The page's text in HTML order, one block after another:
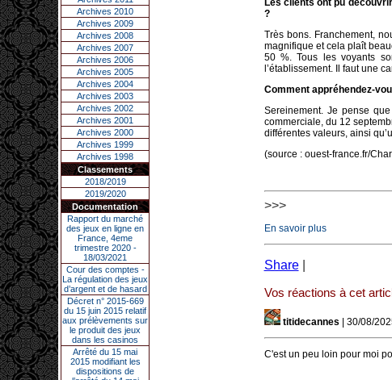
Archives 2010
Archives 2009
Archives 2008
Archives 2007
Archives 2006
Archives 2005
Archives 2004
Archives 2003
Archives 2002
Archives 2001
Archives 2000
Archives 1999
Archives 1998
Classements
2018/2019
2019/2020
Documentation
Rapport du marché
des jeux en ligne en
France, 4eme
trimestre 2020 -
18/03/2021
Cour des comptes -
La régulation des jeux
d’argent et de hasard
Décret n° 2015-669
du 15 juin 2015 relatif
aux prélèvements sur
le produit des jeux
dans les casinos
Arrêté du 15 mai
2015 modifiant les
dispositions de
Les clients ont pu
?
Très bons. Franchement,
magnifique et cela plaît
50 %. Tous les voyants
l’établissement. Il faut une
Comment appréhendez-
Sereinement. Je pense
commerciale, du 12
différentes valeurs, ainsi
(source : ouest-france.fr/
>>>
En savoir plus
Share
Vos réactions à cet
titidecannes | 30/08/
C'est un peu loin pour moi